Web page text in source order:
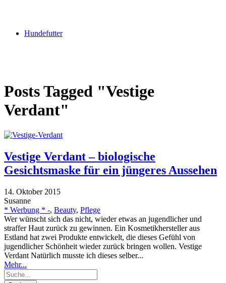
Hundefutter
Posts Tagged "Vestige
Verdant"
Vestige Verdant – biologische
Gesichtsmaske für ein jüngeres Aussehen
14. Oktober 2015
Susanne
* Werbung * -, Beauty, Pflege
Wer wünscht sich das nicht, wieder etwas an jugendlicher und
straffer Haut zurück zu gewinnen. Ein Kosmetikhersteller aus
Estland hat zwei Produkte entwickelt, die dieses Gefühl von
jugendlicher Schönheit wieder zurück bringen wollen. Vestige
Verdant Natürlich musste ich dieses selber...
Mehr...